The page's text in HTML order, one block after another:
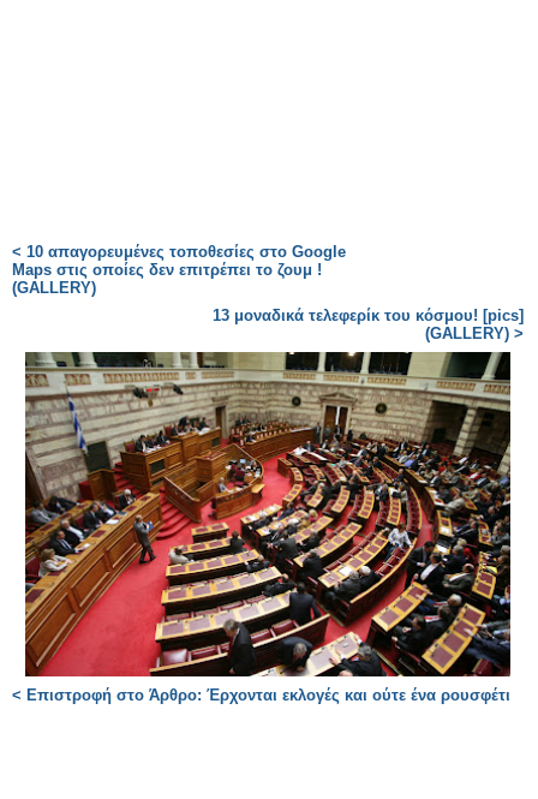
< 10 απαγορευμένες τοποθεσίες στο Google
Maps στις οποίες δεν επιτρέπει το ζουμ !
(GALLERY)
13 μοναδικά τελεφερίκ του κόσμου! [pics]
(GALLERY) >
< Επιστροφή στο Άρθρο: Έρχονται εκλογές και ούτε ένα ρουσφέτι